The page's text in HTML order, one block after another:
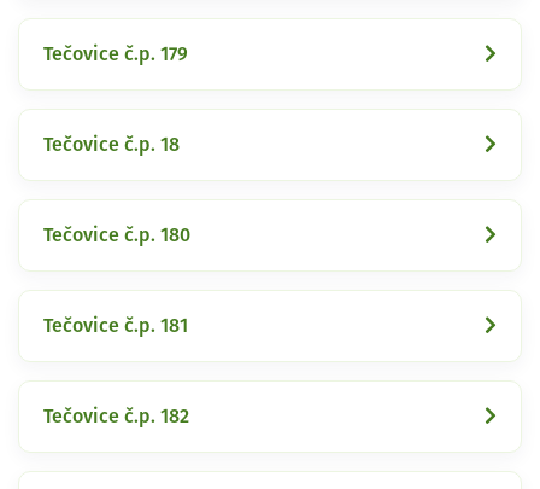
Tečovice č.p. 179
Tečovice č.p. 18
Tečovice č.p. 180
Tečovice č.p. 181
Tečovice č.p. 182